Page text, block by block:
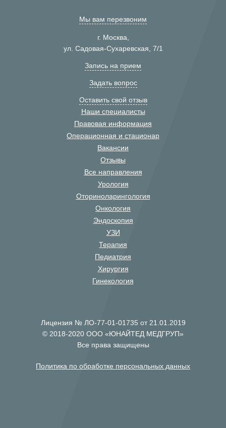
Мы вам перезвоним
г. Москва,
ул. Садовая-Сухаревская, 7/1
Запись на прием
Задать вопрос
Оставить свой отзыв
Наши специалисты
Правовая информация
Операционная и стационар
Вакансии
Отзывы
Все направления
Урология
Оториноларингология
Онкология
Эндоскопия
УЗИ
Терапия
Педиатрия
Хирургия
Гинекология
Лицензия № ЛО-77-01-01735 от 21.01.2019
© 2018-2020 ООО «ЮНАЙТЕД МЕДГРУП»
Все права защищены
Политика по обработке персональных данных